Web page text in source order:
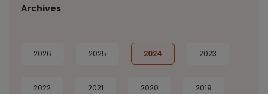
Archives
2026 2025 2024 2023
2022 2021 2020 2019